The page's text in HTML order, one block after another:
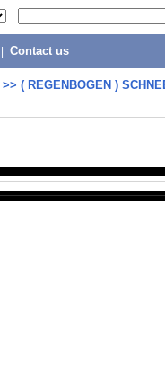
Contact us
>> ( REGENBOGEN )